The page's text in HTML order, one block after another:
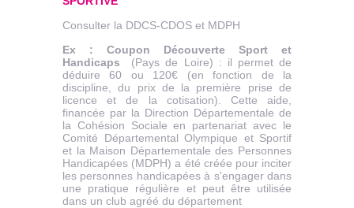
Consulter la DDCS-CDOS et MDPH
Ex : Coupon Découverte Sport et
Handicaps (Pays de Loire) : il permet de
déduire 60 ou 120€ (en fonction de la
discipline, du prix de la première prise de
licence et de la cotisation). Cette aide,
financée par la Direction Départementale de
la Cohésion Sociale en partenariat avec le
Comité Départemental Olympique et Sportif
et la Maison Départementale des Personnes
Handicapées (MDPH) a été créée pour inciter
les personnes handicapées à s'engager dans
une pratique régulière et peut être utilisée
dans un club agréé du département